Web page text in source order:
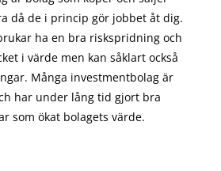
då de i princip görjobbet åt dig.
ha en bra riskspridning och
i värde men kan såklart också
Många investmentbolag är
har under lång tid gjort bra
som ökat bolagets värde.